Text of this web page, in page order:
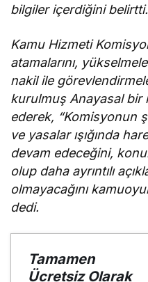
bilgiler içerdiğini belirtti.
Kamu Hizmeti
atamalarını,
nakil ile
kurulmuş Anayasal
ederek, “Komisyonun
ve yasalar ışığında
devam edeceğini,
olup daha ayrıntılı
olmayacağını
dedi.
Tamamen
Ücretsiz Olarak